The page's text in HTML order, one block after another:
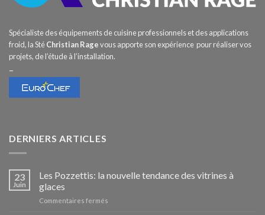
Spécialiste des équipements de cuisine professionnels et des applications
froid, la StéChristian Ragevous apporte son expérience pour réaliser vos
projets, de l’étude à l’installation.
–
DERNIERS ARTICLES
23
Juin
Les Pozzettis: la nouvelle tendance des vitrines à
glaces
Commentaires fermés